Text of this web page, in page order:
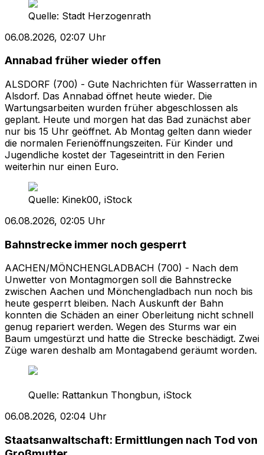
Quelle: Stadt Herzogenrath
06.08.2026, 02:07 Uhr
Annabad früher wieder offen
ALSDORF (700) - Gute Nachrichten für Wasserratten in
Alsdorf. Das Annabad öffnet heute wieder. Die
Wartungsarbeiten wurden früher abgeschlossen als
geplant. Heute und morgen hat das Bad zunächst aber
nur bis 15 Uhr geöffnet. Ab Montag gelten dann wieder
die normalen Ferienöffnungszeiten. Für Kinder und
Jugendliche kostet der Tageseintritt in den Ferien
weiterhin nur einen Euro.
Quelle: Kinek00, iStock
06.08.2026, 02:05 Uhr
Bahnstrecke immer noch gesperrt
AACHEN/MÖNCHENGLADBACH (700) - Nach dem
Unwetter von Montagmorgen soll die Bahnstrecke
zwischen Aachen und Mönchengladbach nun noch bis
heute gesperrt bleiben. Nach Auskunft der Bahn
konnten die Schäden an einer Oberleitung nicht schnell
genug repariert werden. Wegen des Sturms war ein
Baum umgestürzt und hatte die Strecke beschädigt. Zwei
Züge waren deshalb am Montagabend geräumt worden.
Quelle: Rattankun Thongbun, iStock
06.08.2026, 02:04 Uhr
Staatsanwaltschaft: Ermittlungen nach Tod von